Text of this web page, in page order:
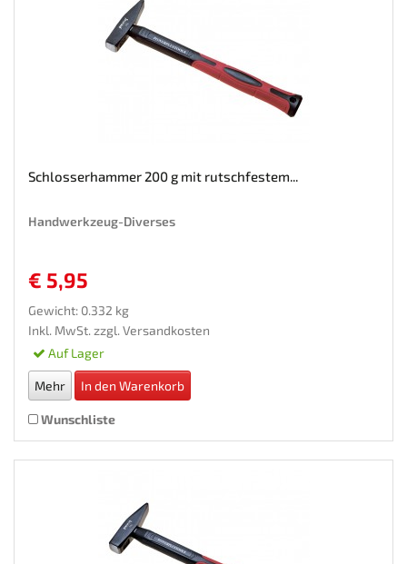
Schlosserhammer 200 g mit rutschfestem...
Handwerkzeug-Diverses
€ 5,95
Gewicht: 0.332 kg
Inkl. MwSt. zzgl. Versandkosten
Auf Lager
Mehr In den Warenkorb
Wunschliste